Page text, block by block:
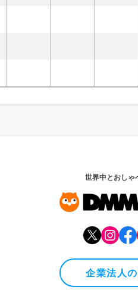
世界中とおしゃ
企業法人